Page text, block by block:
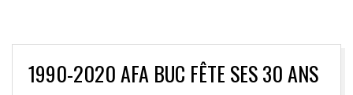
C
1990-2020 AFA BUC FÊTE SES 30 ANS